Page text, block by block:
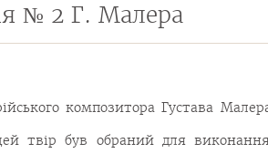
№ 2 Г. Малера
композитора Густава
твір був обраний для